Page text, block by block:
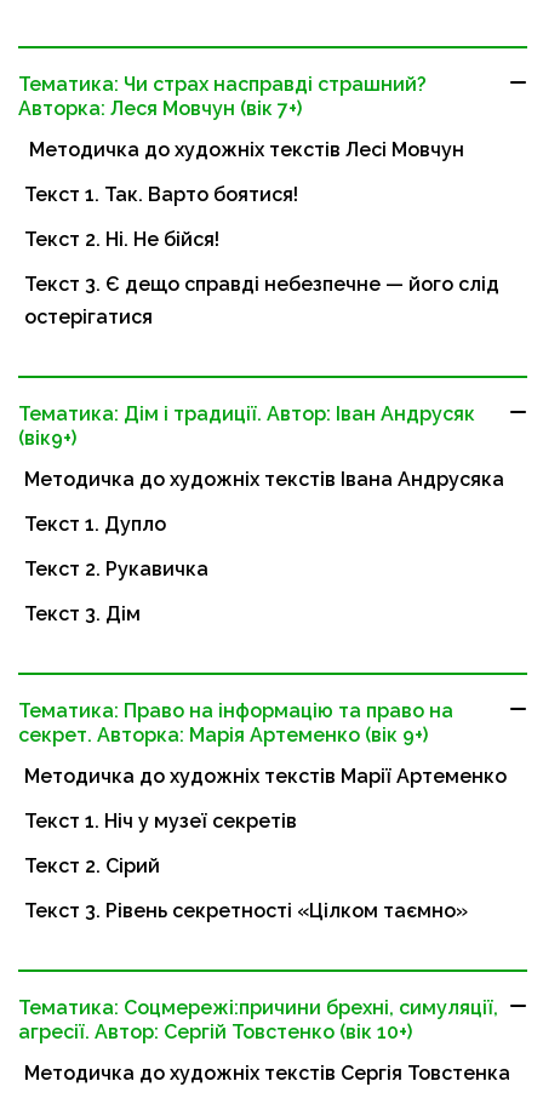
Тематика: Чи страх насправді страшний?
Авторка: Леся Мовчун (вік 7+)
Методичка до художніх текстів Лесі Мовчун
Текст 1. Так. Варто боятися!
Текст 2. Ні. Не бійся!
Текст 3. Є дещо справді небезпечне — його слід
остерігатися
Тематика: Дім і традиції. Автор: Іван Андрусяк
(вік9+)
Методичка до художніх текстів Івана Андрусяка
Текст 1. Дупло
Текст 2. Рукавичка
Текст 3. Дім
Тематика: Право на інформацію та право на
секрет. Авторка: Марія Артеменко (вік 9+)
Методичка до художніх текстів Марії Артеменко
Текст 1. Ніч у музеї секретів
Текст 2. Сірий
Текст 3. Рівень секретності «Цілком таємно»
Тематика: Соцмережі:причини брехні, симуляції,
агресії. Автор: Сергій Товстенко (вік 10+)
Методичка до художніх текстів Сергія Товстенка